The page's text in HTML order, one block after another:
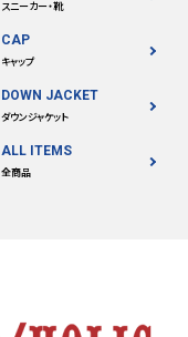
スニーカー・靴
CAP
キャップ
DOWN JACKET
ダウンジャケット
ALL ITEMS
全商品